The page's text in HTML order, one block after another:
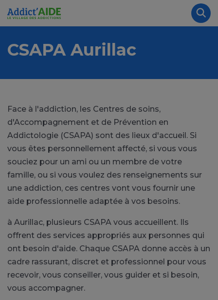
Aller au contenu principal
CSAPA Aurillac
Face à l'addiction, les Centres de soins,
d'Accompagnement et de Prévention en
Addictologie (CSAPA) sont des lieux d'accueil. Si
vous êtes personnellement affecté, si vous vous
souciez pour un ami ou un membre de votre
famille, ou si vous voulez des renseignements sur
une addiction, ces centres vont vous fournir une
aide professionnelle adaptée à vos besoins.
à Aurillac, plusieurs CSAPA vous accueillent. Ils
offrent des services appropriés aux personnes qui
ont besoin d'aide. Chaque CSAPA donne accès à un
cadre rassurant, discret et professionnel pour vous
recevoir, vous conseiller, vous guider et si besoin,
vous accompagner.
Panneau de gestion des cookies